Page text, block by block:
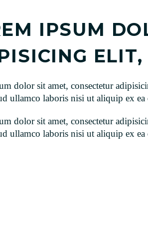
IPSUM
dolor sit amet, consectetur
ullamco laboris nisi ut aliquip ex ea
dolor sit amet, consectetur
ullamco laboris nisi ut aliquip ex ea